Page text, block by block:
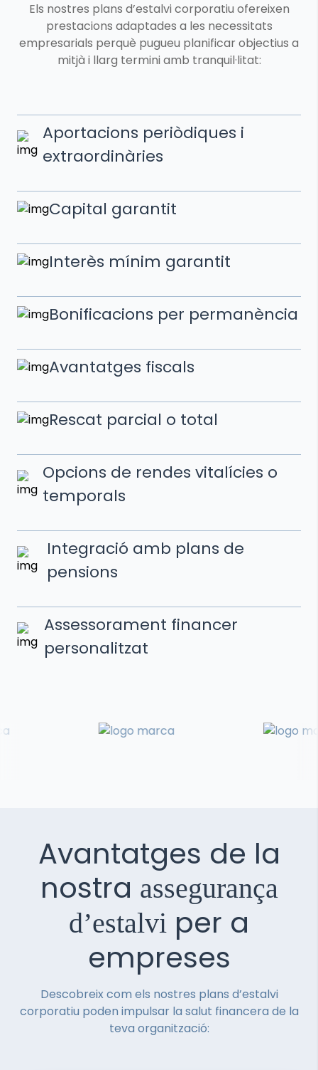
Els nostres plans d’estalvi corporatiu ofereixen
prestacions adaptades a les necessitats
empresarials perquè pugueu planificar objectius a
mitjà i llarg termini amb tranquil·litat:
Aportacions periòdiques i
extraordinàries
Capital garantit
Interès mínim garantit
Bonificacions per permanència
Avantatges fiscals
Rescat parcial o total
Opcions de rendes vitalícies o
temporals
Integració amb plans de
pensions
Assessorament financer
personalitzat
Avantatges de la
nostra assegurança
d’estalvi per a
empreses
Descobreix com els nostres plans d’estalvi
corporatiu poden impulsar la salut financera de la
teva organització: